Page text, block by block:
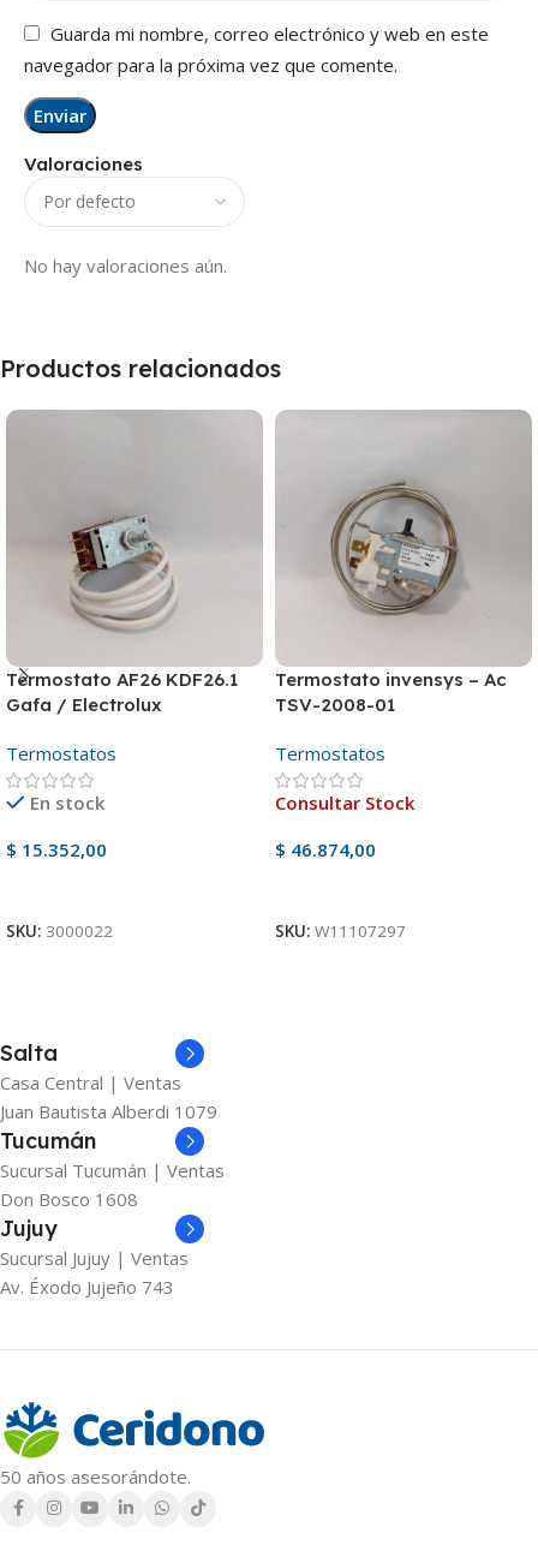
Valoraciones
No hay valoraciones aún.
Guarda mi nombre, correo electrónico y web en este
navegador para la próxima vez que comente.
Productos relacionados
Termostato AF26 KDF26.1
Gafa / Electrolux
Termostatos
En stock
$ 15.352,00
SKU: 3000022
Termostato invensys – Ac
TSV-2008-01
Termostatos
Consultar Stock
$ 46.874,00
SKU: W11107297
Salta
Casa Central | Ventas
Juan Bautista Alberdi 1079
Tucumán
Sucursal Tucumán | Ventas
Don Bosco 1608
Jujuy
Sucursal Jujuy | Ventas
Av. Éxodo Jujeño 743
50 años asesorándote.